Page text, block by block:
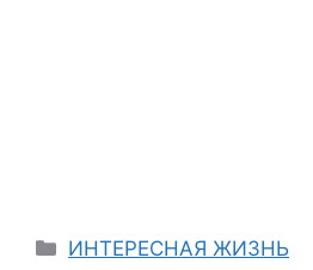
Categories
ИНТЕРЕСНАЯ ЖИЗНЬ